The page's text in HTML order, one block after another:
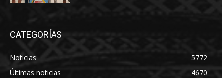
CATEGORÍAS
Noticias
5772
Últimas noticias
4670